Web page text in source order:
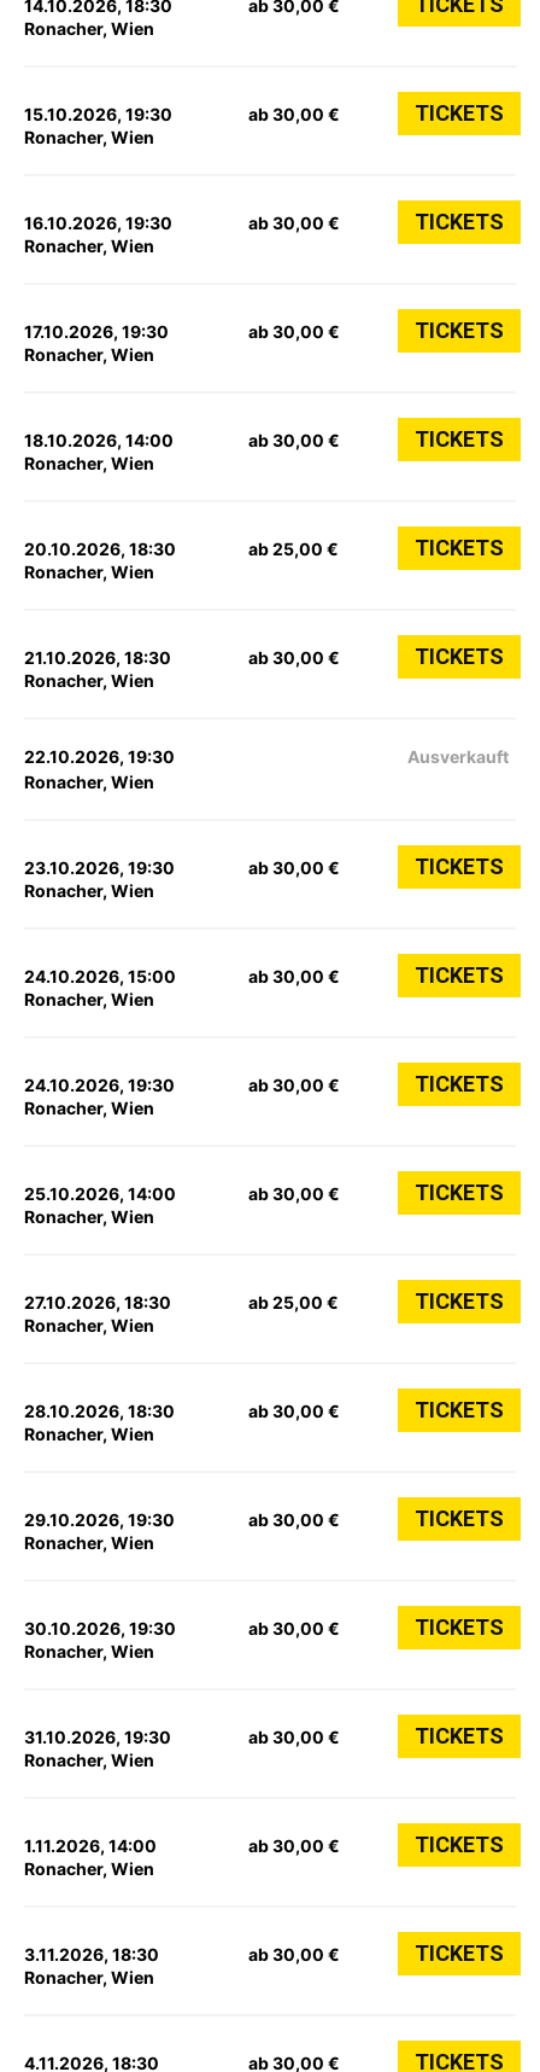
14.10.2026, 18:30
Ronacher, Wien
ab 30,00 €
15.10.2026, 19:30
Ronacher, Wien
ab 30,00 € TICKETS
16.10.2026, 19:30
Ronacher, Wien
ab 30,00 € TICKETS
17.10.2026, 19:30
Ronacher, Wien
ab 30,00 € TICKETS
18.10.2026, 14:00
Ronacher, Wien
ab 30,00 € TICKETS
20.10.2026, 18:30
Ronacher, Wien
ab 25,00 € TICKETS
21.10.2026, 18:30
Ronacher, Wien
ab 30,00 € TICKETS
22.10.2026, 19:30
Ronacher, Wien
Ausverkauft
23.10.2026, 19:30
Ronacher, Wien
ab 30,00 € TICKETS
24.10.2026, 15:00
Ronacher, Wien
ab 30,00 € TICKETS
24.10.2026, 19:30
Ronacher, Wien
ab 30,00 € TICKETS
25.10.2026, 14:00
Ronacher, Wien
ab 30,00 € TICKETS
27.10.2026, 18:30
Ronacher, Wien
ab 25,00 € TICKETS
28.10.2026, 18:30
Ronacher, Wien
ab 30,00 € TICKETS
29.10.2026, 19:30
Ronacher, Wien
ab 30,00 € TICKETS
30.10.2026, 19:30
Ronacher, Wien
ab 30,00 € TICKETS
31.10.2026, 19:30
Ronacher, Wien
ab 30,00 € TICKETS
1.11.2026, 14:00
Ronacher, Wien
ab 30,00 € TICKETS
3.11.2026, 18:30
Ronacher, Wien
ab 30,00 € TICKETS
4.11.2026, 18:30 ab 30,00 € TICKETS